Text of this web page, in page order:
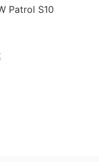
Patrol S10